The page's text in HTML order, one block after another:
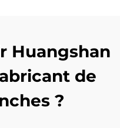
Huangshan
de
?